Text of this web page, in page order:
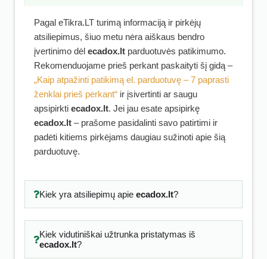
Pagal eTikra.LT turimą informaciją ir pirkėjų
atsiliepimus, šiuo metu nėra aiškaus bendro
įvertinimo dėl ecadox.lt parduotuvės patikimumo.
Rekomenduojame prieš perkant paskaityti šį gidą –
„Kaip atpažinti patikimą el. parduotuvę – 7 paprasti
ženklai prieš perkant“ ir įsivertinti ar saugu
apsipirkti ecadox.lt. Jei jau esate apsipirkę
ecadox.lt – prašome pasidalinti savo patirtimi ir
padėti kitiems pirkėjams daugiau sužinoti apie šią
parduotuvę.
Kiek yra atsiliepimų apie ecadox.lt?
Kiek vidutiniškai užtrunka pristatymas iš
ecadox.lt?